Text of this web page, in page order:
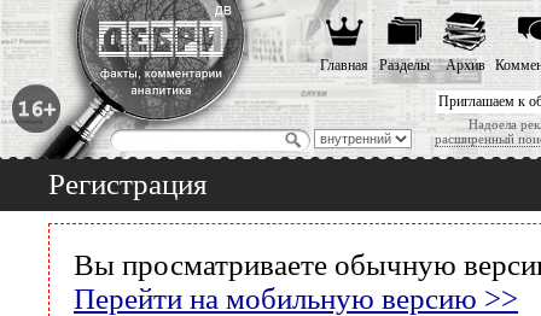
Приглашаем к
Надоела
расширенный
Главная Разделы Архив
Регистрация
Вы просматриваете обычную
Перейти на мобильную версию >>